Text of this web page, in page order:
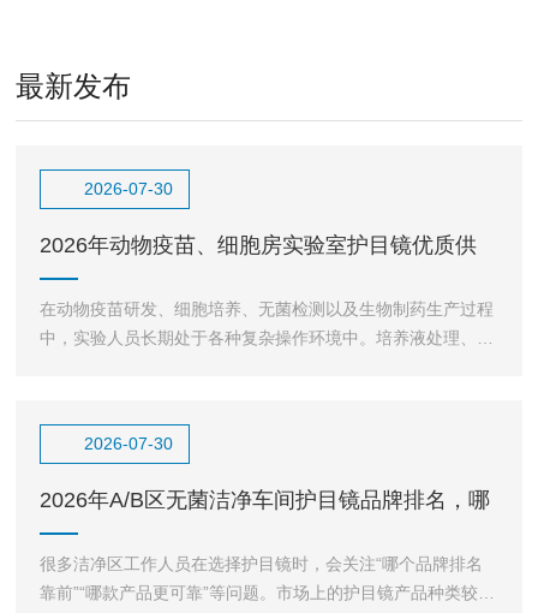
最新发布
2026-07-30
2026年动物疫苗、细胞房实验室护目镜优质供
应商推荐指南！
在动物疫苗研发、细胞培养、无菌检测以及生物制药生产过程
中，实验人员长期处于各种复杂操作环境中。培养液处理、样
2026-07-30
2026年A/B区无菌洁净车间护目镜品牌排名，哪
家靠谱看完你
很多洁净区工作人员在选择护目镜时，会关注“哪个品牌排名
靠前”“哪款产品更可靠”等问题。市场上的护目镜产品种类较